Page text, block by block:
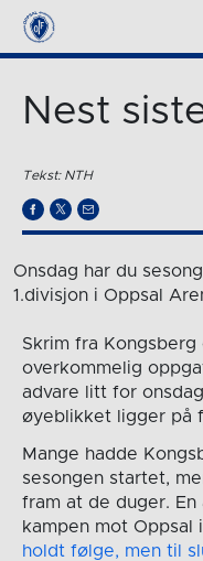
Nest
Tekst: NTH
Onsdag har du
1.divisjon i Oppsal
Skrim fra
overkommelig
advare litt for
øyeblikket ligger på
Mange hadde
sesongen startet,
fram at de duger. En
kampen mot Oppsal
holdt følge, men til